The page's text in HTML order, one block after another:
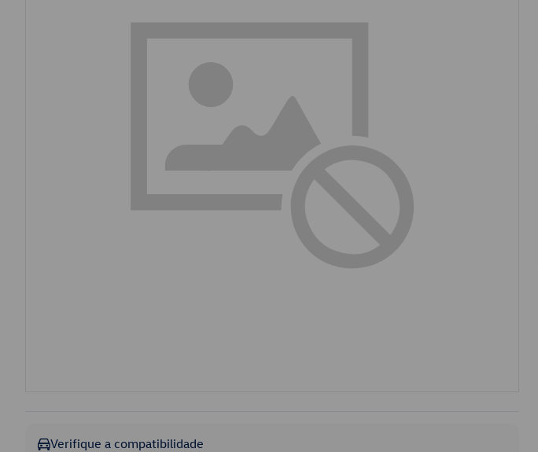
Verifique a compatibilidade